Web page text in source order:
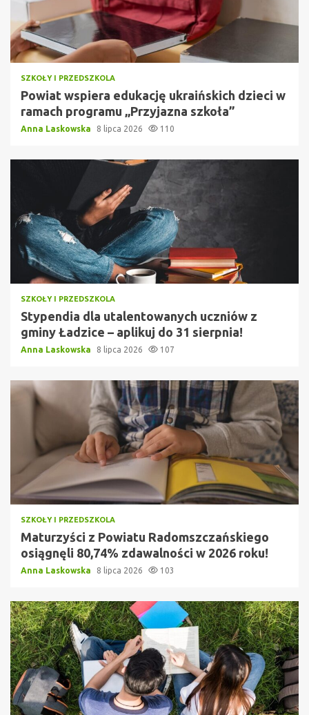
SZKOŁY I PRZEDSZKOLA
Powiat wspiera edukację ukraińskich dzieci w
ramach programu „Przyjazna szkoła”
Anna Laskowska 8 lipca 2026 110
SZKOŁY I PRZEDSZKOLA
Stypendia dla utalentowanych uczniów z
gminy Ładzice – aplikuj do 31 sierpnia!
Anna Laskowska 8 lipca 2026 107
SZKOŁY I PRZEDSZKOLA
Maturzyści z Powiatu Radomszczańskiego
osiągnęli 80,74% zdawalności w 2026 roku!
Anna Laskowska 8 lipca 2026 103